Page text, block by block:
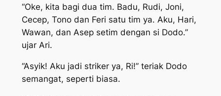
“Oke, kita bagi dua tim. Badu, Rudi, Joni,
Cecep, Tono dan Feri satu tim ya. Aku, Hari,
Wawan, dan Asep setim dengan si Dodo.”
ujar Ari.
“Asyik! Aku jadi striker ya, Ri!” teriak Dodo
semangat, seperti biasa.